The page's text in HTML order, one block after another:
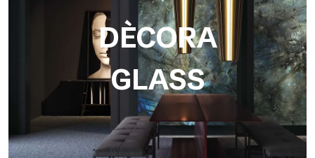
DÈCORA
GLASS